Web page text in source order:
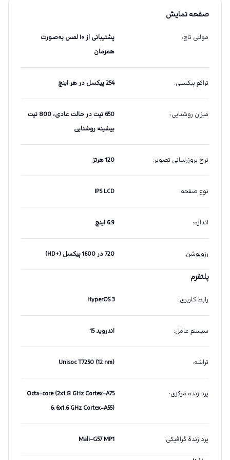
صفحه نمایش
مولتی تاچ:
پشتیبانی از ۱۰ لمس به‌صورت
همزمان
تراکم پیکسلی: 254 پیکسل در هر اینچ
میزان روشنایی:
650 نیت در حالت عادی، 800 نیت
بیشینه روشنایی
نرخ بروزرسانی تصویر: 120 هرتز
نوع صفحه:
IPS LCD
اندازه: 6.9 اینچ
رزولوشن: 720 در 1600 پیکسل (+HD)
پلتفرم
رابط کاربری:
HyperOS 3
سیستم عامل: اندروید 15
تراشه:
Unisoc T7250 (12 nm)
پردازنده مرکزی:
Octa-core (2x1.8 GHz Cortex-A75
& 6x1.6 GHz Cortex-A55)
پردازندهٔ گرافیکی:
Mali-G57 MP1